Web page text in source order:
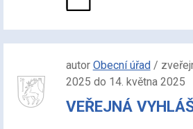
autor Obecní úřad/
2025 do 14. května 2025
VEŘEJNÁ